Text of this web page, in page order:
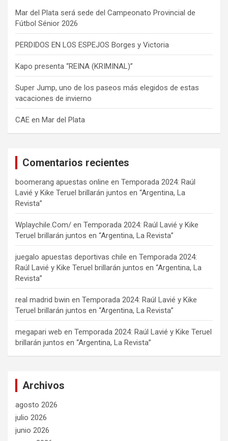
Mar del Plata será sede del Campeonato Provincial de
Fútbol Sénior 2026
PERDIDOS EN LOS ESPEJOS Borges y Victoria
Kapo presenta “REINA (KRIMINAL)”
Super Jump, uno de los paseos más elegidos de estas
vacaciones de invierno
CAE en Mar del Plata
Comentarios recientes
boomerang apuestas online en Temporada 2024: Raúl
Lavié y Kike Teruel brillarán juntos en “Argentina, La
Revista”
Wplaychile.Com/ en Temporada 2024: Raúl Lavié y Kike
Teruel brillarán juntos en “Argentina, La Revista”
juegalo apuestas deportivas chile en Temporada 2024:
Raúl Lavié y Kike Teruel brillarán juntos en “Argentina, La
Revista”
real madrid bwin en Temporada 2024: Raúl Lavié y Kike
Teruel brillarán juntos en “Argentina, La Revista”
megapari web en Temporada 2024: Raúl Lavié y Kike Teruel
brillarán juntos en “Argentina, La Revista”
Archivos
agosto 2026
julio 2026
junio 2026